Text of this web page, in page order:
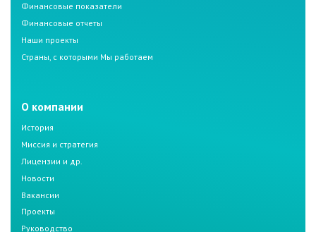
Финансовые показатели
Финансовые отчеты
Наши проекты
Страны, с которыми Мы работаем
О компании
История
Миссия и стратегия
Лицензии и др.
Новости
Вакансии
Проекты
Руководство